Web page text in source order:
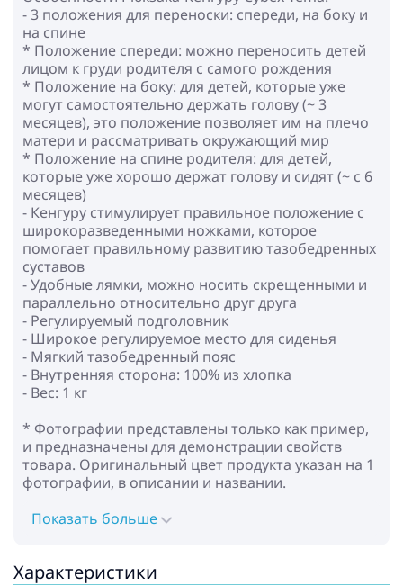
- 3 положения для переноски: спереди, на боку и
на спине
* Положение спереди: можно переносить детей
лицом к груди родителя с самого рождения
* Положение на боку: для детей, которые уже
могут самостоятельно держать голову (~ 3
месяцев), это положение позволяет им на плечо
матери и рассматривать окружающий мир
* Положение на спине родителя: для детей,
которые уже хорошо держат голову и сидят (~ с 6
месяцев)
- Кенгуру стимулирует правильное положение с
широкоразведенными ножками, которое
помогает правильному развитию тазобедренных
суставов
- Удобные лямки, можно носить скрещенными и
параллельно относительно друг друга
- Регулируемый подголовник
- Широкое регулируемое место для сиденья
- Мягкий тазобедренный пояс
- Внутренняя сторона: 100% из хлопка
- Вес: 1 кг
* Фотографии представлены только как пример,
и предназначены для демонстрации свойств
товара. Оригинальный цвет продукта указан на 1
фотографии, в описании и названии.
Показать больше
Характеристики